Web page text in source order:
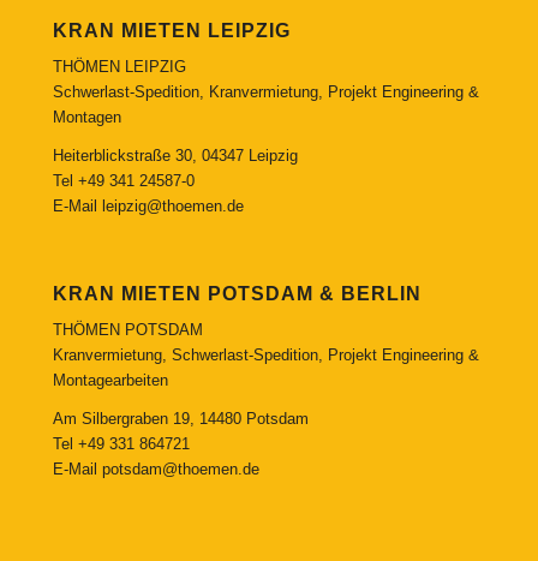
KRAN MIETEN LEIPZIG
THÖMEN LEIPZIG
Schwerlast-Spedition, Kranvermietung, Projekt Engineering &
Montagen
Heiterblickstraße 30, 04347 Leipzig
Tel +49 341 24587-0
E-Mail leipzig@thoemen.de
KRAN MIETEN POTSDAM & BERLIN
THÖMEN POTSDAM
Kranvermietung, Schwerlast-Spedition, Projekt Engineering &
Montagearbeiten
Am Silbergraben 19, 14480 Potsdam
Tel +49 331 864721
E-Mail potsdam@thoemen.de